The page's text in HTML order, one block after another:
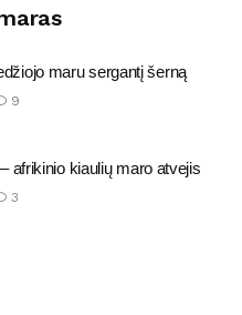
maru sergantį šerną
9
afrikinio kiaulių maro atvejis
3